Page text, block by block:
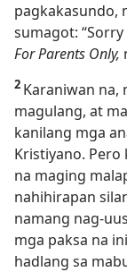
pagkakasundo,
sumagot:
For Parents Only,
2 Karaniwan na,
magulang, at
kanilang mga
Kristiyano.
na maging
nahihirapan
namang nag-
mga paksa na
hadlang sa